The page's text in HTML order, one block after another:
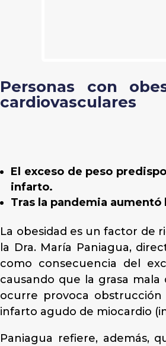
Personas con
cardiovasculares
El exceso de peso
infarto.
Tras la pandemia
La obesidad es un factor de
la Dra. María Paniagua,
como consecuencia del
causando que la grasa
ocurre provoca
infarto agudo de miocardio
Paniagua refiere, además,